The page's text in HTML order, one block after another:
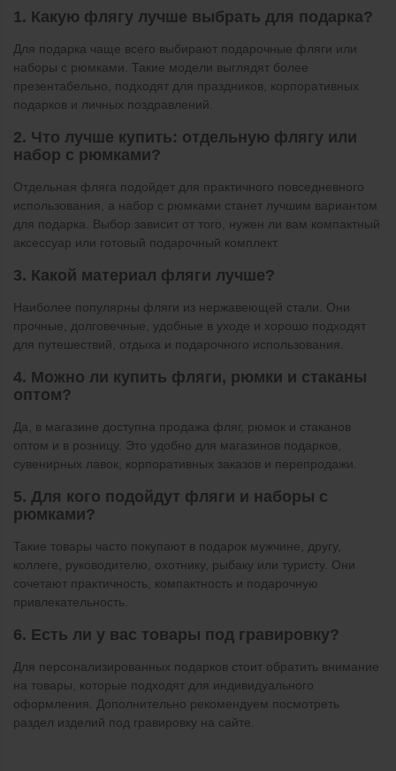
1. Какую флягу лучше выбрать для подарка?
Для подарка чаще всего выбирают подарочные фляги или
наборы с рюмками. Такие модели выглядят более
презентабельно, подходят для праздников, корпоративных
подарков и личных поздравлений.
2. Что лучше купить: отдельную флягу или
набор с рюмками?
Отдельная фляга подойдет для практичного повседневного
использования, а набор с рюмками станет лучшим вариантом
для подарка. Выбор зависит от того, нужен ли вам компактный
аксессуар или готовый подарочный комплект.
3. Какой материал фляги лучше?
Наиболее популярны фляги из нержавеющей стали. Они
прочные, долговечные, удобные в уходе и хорошо подходят
для путешествий, отдыха и подарочного использования.
4. Можно ли купить фляги, рюмки и стаканы
оптом?
Да, в магазине доступна продажа фляг, рюмок и стаканов
оптом и в розницу. Это удобно для магазинов подарков,
сувенирных лавок, корпоративных заказов и перепродажи.
5. Для кого подойдут фляги и наборы с
рюмками?
Такие товары часто покупают в подарок мужчине, другу,
коллеге, руководителю, охотнику, рыбаку или туристу. Они
сочетают практичность, компактность и подарочную
привлекательность.
6. Есть ли у вас товары под гравировку?
Для персонализированных подарков стоит обратить внимание
на товары, которые подходят для индивидуального
оформления. Дополнительно рекомендуем посмотреть
раздел изделий под гравировку на сайте.